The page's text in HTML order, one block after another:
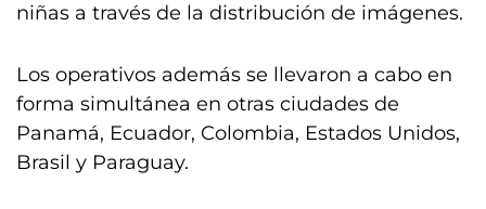
niñas a través de la distribución de imágenes.
Los operativos además se llevaron a cabo en
forma simultánea en otras ciudades de
Panamá, Ecuador, Colombia, Estados Unidos,
Brasil y Paraguay.